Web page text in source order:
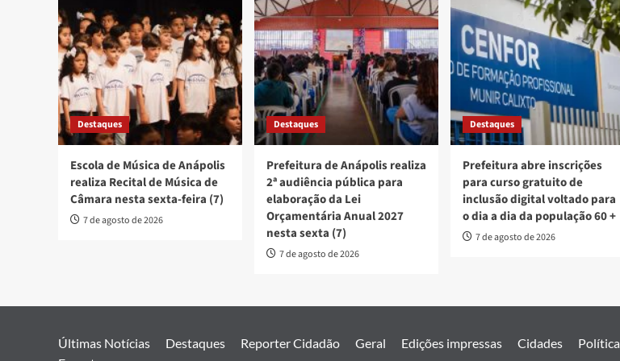
Destaques
Escola de Música de Anápolis
realiza Recital de Música de
Câmara nesta sexta-feira (7)
7 de agosto de 2026
Destaques
Prefeitura de Anápolis realiza
2ª audiência pública para
elaboração da Lei
Orçamentária Anual 2027
nesta sexta (7)
7 de agosto de 2026
Destaques
Prefeitura abre inscrições
para curso gratuito de
inclusão digital voltado para
o dia a dia da população 60 +
7 de agosto de 2026
Últimas Notícias Destaques Reporter Cidadão Geral Edições impressas Cidades Política